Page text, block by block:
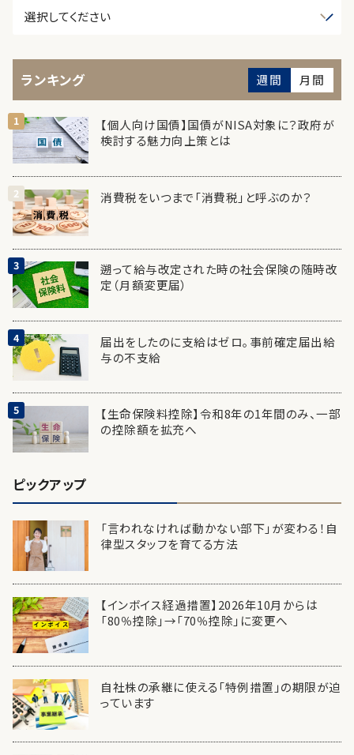
ランキング 週間 月間
【個人向け国債】国債がNISA対象に？政府が
検討する魅力向上策とは
消費税をいつまで「消費税」と呼ぶのか？
遡って給与改定された時の社会保険の随時改
定（月額変更届）
届出をしたのに支給はゼロ。事前確定届出給
与の不支給
【生命保険料控除】令和8年の1年間のみ、一部
の控除額を拡充へ
ピックアップ
「言われなければ動かない部下」が変わる！自
律型スタッフを育てる方法
【インボイス経過措置】2026年10月からは
「80％控除」→「70％控除」に変更へ
自社株の承継に使える「特例措置」の期限が迫
っています